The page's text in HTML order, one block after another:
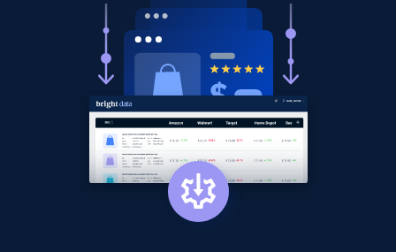
Title, Seller name, Brand, Description, Initial
price, Currency, Availability, Reviews count, and
2.1K+ 375+ 立即开始
Amazon products global dataset - Collects
products by best sellers category URL